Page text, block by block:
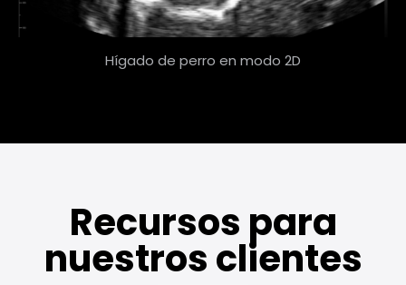
Hígado de perro en modo 2D
Recursos para
nuestros clientes